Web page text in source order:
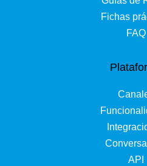
Fichas
FAQ
API